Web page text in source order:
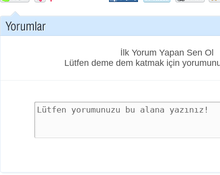
İlk Yorum Yapan Sen Ol
Lütfen deme dem katmak için